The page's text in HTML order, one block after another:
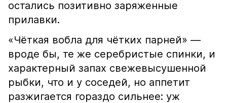
остались позитивно заряженные
прилавки.
«Чёткая вобла для чётких парней» —
вроде бы, те же серебристые спинки, и
характерный запах свежевысушенной
рыбки, что и у соседей, но аппетит
разжигается гораздо сильнее: уж